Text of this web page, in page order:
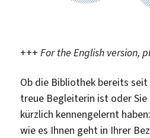
+++For the English version,
Ob die Bibliothek bereits
treue Begleiterin ist oder
kürzlich kennengelernt
wie es Ihnen geht in Ihrer